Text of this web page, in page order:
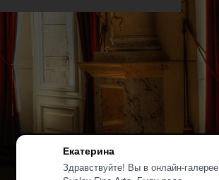
Екатерина
Здравствуйте! Вы в онлайн-галерее